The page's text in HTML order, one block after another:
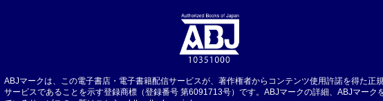
ABJマークは、この電子書店・電子書籍配信サービスが、著作権者からコンテンツ使用許諾を得た正
サービスであることを示す登録商標（登録番号 第6091713号）です。ABJマークの詳細、ABJマーク